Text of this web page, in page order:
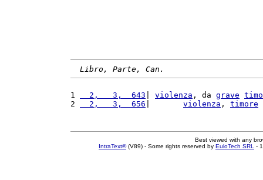
Libro, Parte, Can.
1
  2,   3,  643
violenza , da grave
2
  2,   3,  656
violenza , timore
Best viewed with any
IntraText®(V89) - Some rights reserved by EuloTech SRL -